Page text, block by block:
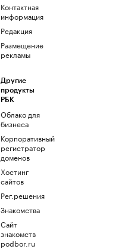
Контактная
информация
Редакция
Размещение
рекламы
Другие
продукты
РБК
Облако для
бизнеса
Корпоративный
регистратор
доменов
Хостинг
сайтов
Рег.решения
Знакомства
Сайт
знакомств
podbor.ru